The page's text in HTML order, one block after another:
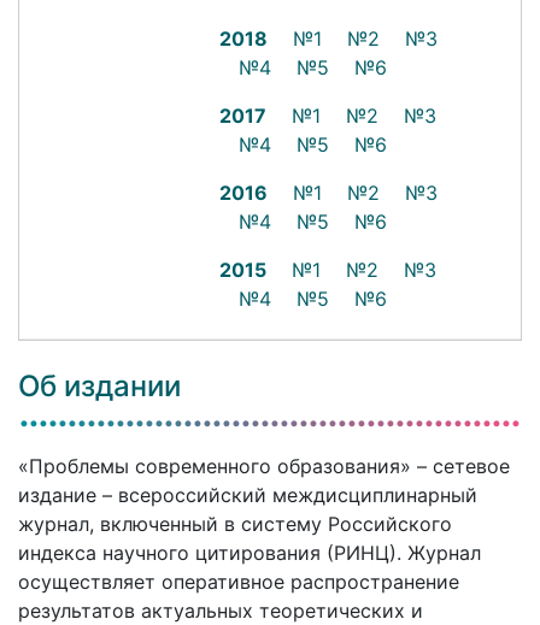
2018
№1 №2
№3
№4
№5
№6
2017
№1 №2
№3
№4
№5
№6
2016
№1 №2
№3
№4
№5
№6
2015
№1 №2
№3
№4
№5 №6
Об издании
«Проблемы современного образования» – сетевое
издание – всероссийский междисциплинарный
журнал, включенный в систему Российского
индекса научного цитирования (РИНЦ). Журнал
осуществляет оперативное распространение
результатов актуальных теоретических и